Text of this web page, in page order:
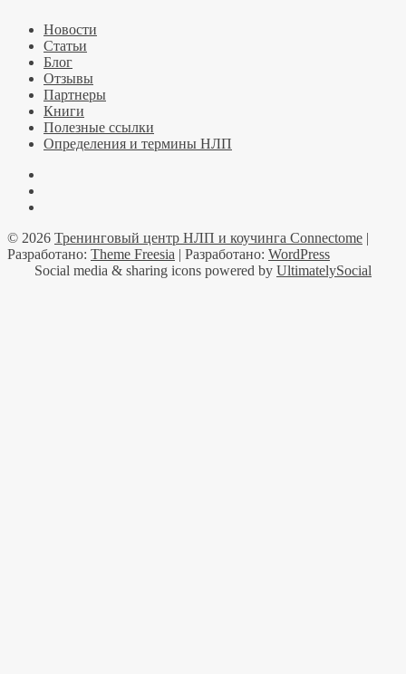
Новости
Статьи
Блог
Отзывы
Партнеры
Книги
Полезные ссылки
Определения и термины НЛП
© 2026 Тренинговый центр НЛП и коучинга Connectome |
Разработано: Theme Freesia | Разработано: WordPress
Social media & sharing icons powered by UltimatelySocial